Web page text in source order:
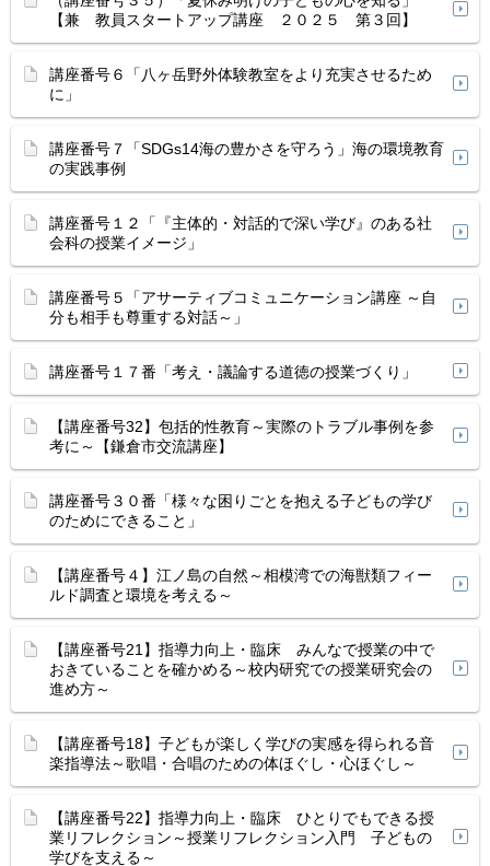
【兼 教員スタートアップ講座 ２０２５ 第３回】
講座番号６「八ヶ岳野外体験教室をより充実させるため
に」
講座番号７「SDGs14海の豊かさを守ろう」海の環境教育
の実践事例
講座番号１２「『主体的・対話的で深い学び』のある社
会科の授業イメージ」
講座番号５「アサーティブコミュニケーション講座 ～自
分も相手も尊重する対話～」
講座番号１７番「考え・議論する道徳の授業づくり」
【講座番号32】包括的性教育～実際のトラブル事例を参
考に～【鎌倉市交流講座】
講座番号３０番「様々な困りごとを抱える子どもの学び
のためにできること」
【講座番号４】江ノ島の自然～相模湾での海獣類フィー
ルド調査と環境を考える～
【講座番号21】指導力向上・臨床 みんなで授業の中で
おきていることを確かめる～校内研究での授業研究会の
進め方～
【講座番号18】子どもが楽しく学びの実感を得られる音
楽指導法～歌唱・合唱のための体ほぐし・心ほぐし～
【講座番号22】指導力向上・臨床 ひとりでもできる授
業リフレクション～授業リフレクション入門 子どもの
学びを支える～